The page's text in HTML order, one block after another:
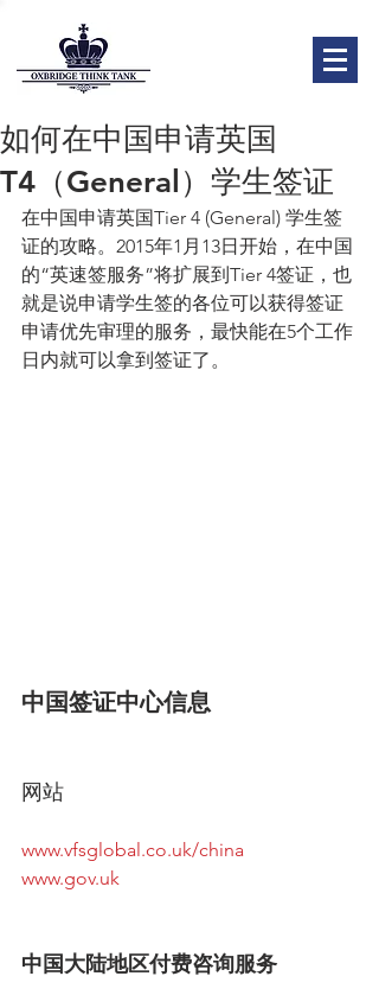
如何在中国申请英国
T4（General）学生签证
在中国申请英国Tier 4 (General) 学生签
证的攻略。2015年1月13日开始，在中国
的“英速签服务”将扩展到Tier 4签证，也
就是说申请学生签的各位可以获得签证
申请优先审理的服务，最快能在5个工作
日内就可以拿到签证了。
中国签证中心信息
网站
www.vfsglobal.co.uk/china
www.gov.uk
中国大陆地区付费咨询服务